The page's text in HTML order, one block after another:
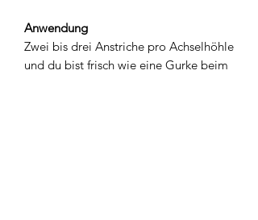
Anwendung
Zwei bis drei Anstriche pro Achselhöhle
und du bist frisch wie eine Gurke beim